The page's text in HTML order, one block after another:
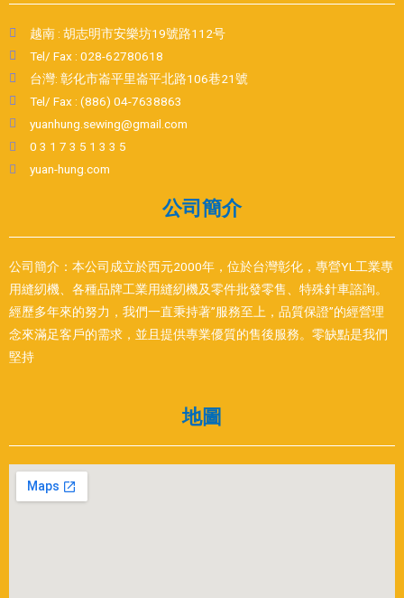
越南 : 胡志明市安樂坊19號路112号
Tel/ Fax : 028-62780618
台灣: 彰化市崙平里崙平北路106巷21號
Tel/ Fax : (886) 04-7638863
yuanhung.sewing@gmail.com
0 3 1 7 3 5 1 3 3 5
yuan-hung.com
公司簡介
公司簡介：本公司成立於西元2000年，位於台灣彰化，專營YL工業專
用縫紉機、各種品牌工業用縫紉機及零件批發零售、特殊針車諮詢。
經歷多年來的努力，我們一直秉持著”服務至上，品質保證”的經營理
念來滿足客戶的需求，並且提供專業優質的售後服務。零缺點是我們
堅持
地圖